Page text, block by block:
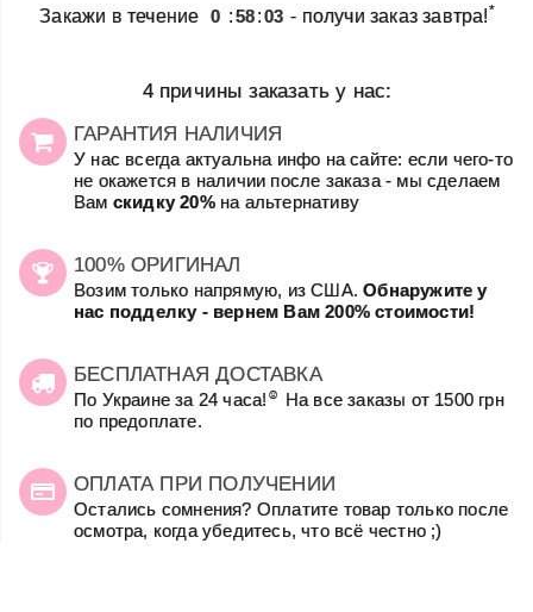
Закажи в течение 0 :58:03 - получи заказ завтра!*
4 причины заказать у нас:
ГАРАНТИЯ НАЛИЧИЯ
У нас всегда актуальна инфо на сайте: если чего-то
не окажется в наличии после заказа - мы сделаем
Вам скидку 20%на альтернативу
100% ОРИГИНАЛ
Возим только напрямую, из США.Обнаружите у
нас подделку - вернем Вам 200% стоимости!
БЕСПЛАТНАЯ ДОСТАВКА
По Украине за 24 часа! ☺
На все заказы от 1500 грн
по предоплате.
ОПЛАТА ПРИ ПОЛУЧЕНИИ
Остались сомнения? Оплатите товар только после
осмотра, когда убедитесь, что всё честно ;)